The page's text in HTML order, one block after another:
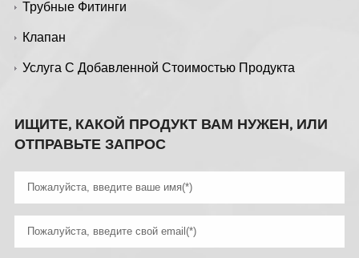
Трубные Фитинги
Клапан
Услуга С Добавленной Стоимостью Продукта
ИЩИТЕ, КАКОЙ ПРОДУКТ ВАМ НУЖЕН, ИЛИ
ОТПРАВЬТЕ ЗАПРОС